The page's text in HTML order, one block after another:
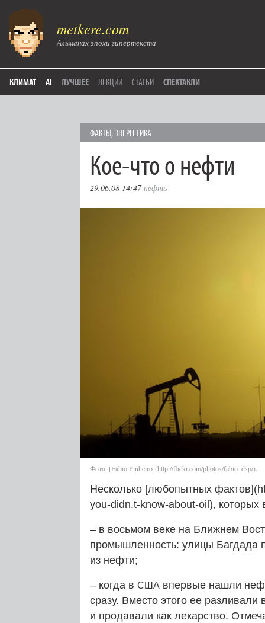
metkere.com
Альманах эпохи гипертекста
КЛИМАТ AI ЛУЧШЕЕ ЛЕКЦИИ СТАТЬИ СПЕКТАКЛИ
ФАКТЫ,ЭНЕРГЕТИКА
Кое-что о нефти
29.06.08 14:47 нефть
Фото: [Fabio Pinheiro](http://flickr.com/photos/fabio_dsp/).
Несколько [любопытных
you-didn.t‑know-about-oil),
– в восьмом веке на Ближнем
промышленность: улицы Багдада
из нефти;
– когда в США впервые нашли
сразу. Вместо этого ее разливали
и продавали как лекарство.